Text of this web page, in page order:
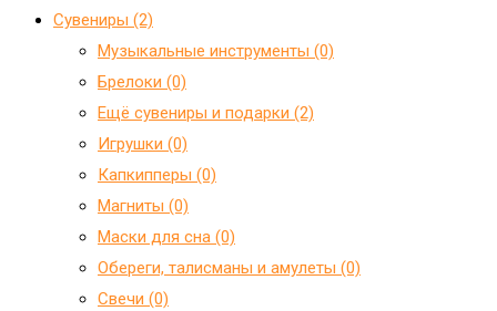
Сувениры (2)
Mузыкальные инструменты (0)
Брелоки (0)
Ещё сувениры и подарки (2)
Игрушки (0)
Капкипперы (0)
Магниты (0)
Маски для сна (0)
Обереги, талисманы и амулеты (0)
Свечи (0)